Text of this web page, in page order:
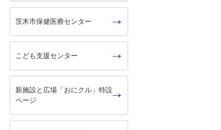
茨木市保健医療センター
こども支援センター
新施設と広場「おにクル」特設
ページ